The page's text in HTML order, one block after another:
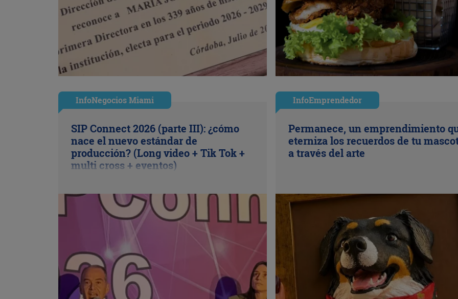
InfoNegocios Miami
SIP Connect 2026 (parte III): ¿cómo
nace el nuevo estándar de
producción? (Long video + Tik Tok +
multi cross + eventos)
InfoEmprendedor
Permanece, un emprendimiento
eterniza los recuerdos de tu
a través del arte